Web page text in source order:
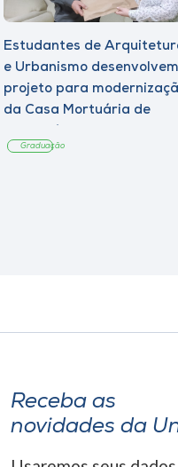
Estudantes de
e Urbanismo desenvolvem
projeto para
da Casa Mortuária de
Graduação
Receba as
novidades da